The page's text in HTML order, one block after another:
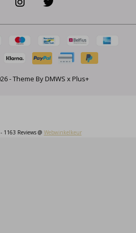
- Theme ByDMWS x Plus+
- 1163 Reviews @ Webwinkelkeur